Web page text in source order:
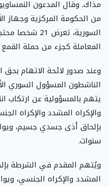
مذاك. وقال المدعون
من الحكومة المركزية وجهاز
السورية،
المعاملة كجزء من حملة
وعند صدور لائحة الاتهام بحق
الناشطون المسؤول السوري
يتهم بالمسؤولية عن ارتكاب
والإكراه المشدد والإكراه
سنوات.
ويُتهم المقدم في الشرطة
المشدد والإكراه الجنسي،